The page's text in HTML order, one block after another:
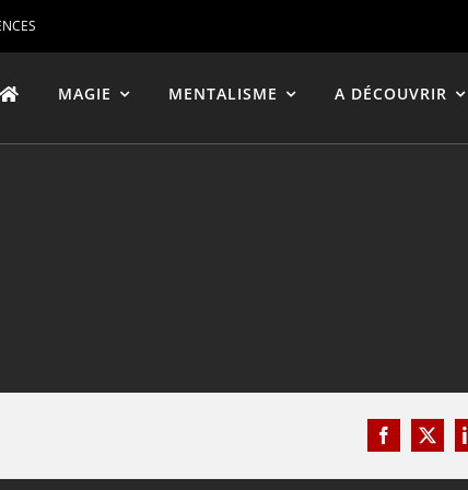
MAGIE MENTALISME A DÉCOUVRIR
Facebook
X